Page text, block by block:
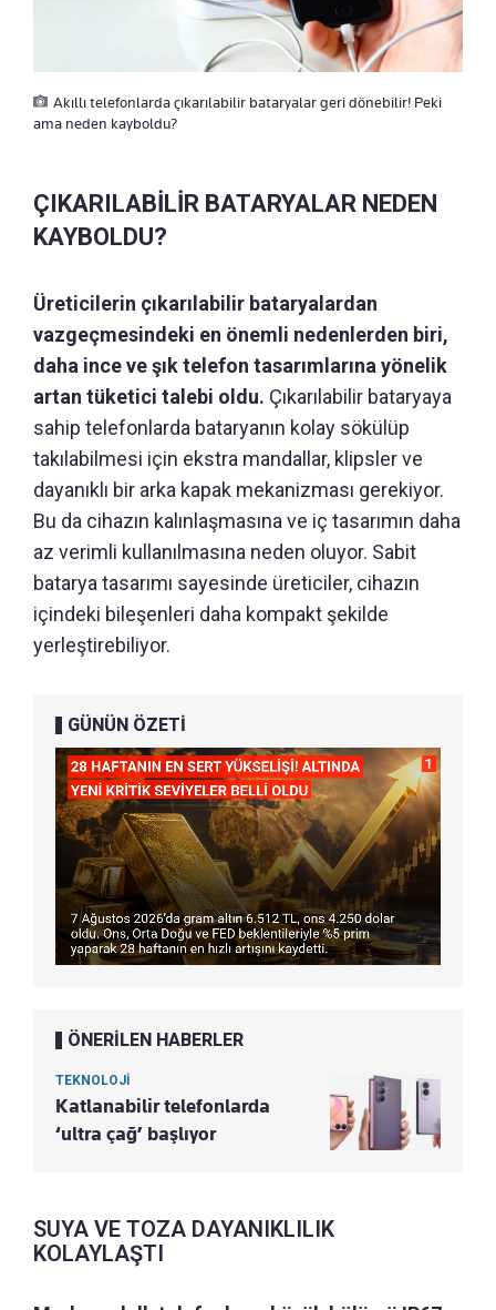
Akıllı telefonlarda çıkarılabilir bataryalar geri dönebilir! Peki
ama neden kayboldu?
ÇIKARILABİLİR BATARYALAR NEDEN
KAYBOLDU?
Üreticilerin çıkarılabilir bataryalardan
vazgeçmesindeki en önemli nedenlerden biri,
daha ince ve şık telefon tasarımlarına yönelik
artan tüketici talebi oldu. Çıkarılabilir bataryaya
sahip telefonlarda bataryanın kolay sökülüp
takılabilmesi için ekstra mandallar, klipsler ve
dayanıklı bir arka kapak mekanizması gerekiyor.
Bu da cihazın kalınlaşmasına ve iç tasarımın daha
az verimli kullanılmasına neden oluyor. Sabit
batarya tasarımı sayesinde üreticiler, cihazın
içindeki bileşenleri daha kompakt şekilde
yerleştirebiliyor.
GÜNÜN ÖZETİ
ÖNERİLEN HABERLER
TEKNOLOJİ
Katlanabilir telefonlarda
‘ultra çağ’ başlıyor
SUYA VE TOZA DAYANIKLILIK
KOLAYLAŞTI